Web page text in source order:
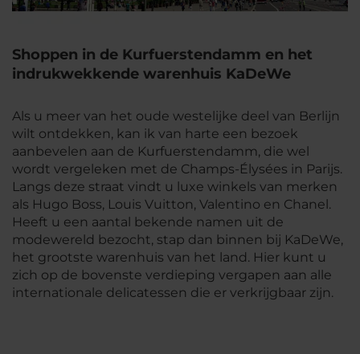
Shoppen in de Kurfuerstendamm en het
indrukwekkende warenhuis KaDeWe
Als u meer van het oude westelijke deel van Berlijn
wilt ontdekken, kan ik van harte een bezoek
aanbevelen aan de Kurfuerstendamm, die wel
wordt vergeleken met de Champs-Élysées in Parijs.
Langs deze straat vindt u luxe winkels van merken
als Hugo Boss, Louis Vuitton, Valentino en Chanel.
Heeft u een aantal bekende namen uit de
modewereld bezocht, stap dan binnen bij KaDeWe,
het grootste warenhuis van het land. Hier kunt u
zich op de bovenste verdieping vergapen aan alle
internationale delicatessen die er verkrijgbaar zijn.